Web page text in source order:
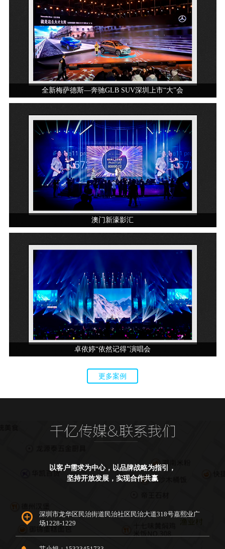
全新梅萨德斯—奔驰GLB SUV深圳上市“大”会
澳门新濠影汇
卓依婷“依然记得”演唱会
更多案例
以客户需求为中心，以品牌战略为指引，
坚持开放发展，实现合作共赢
深圳市龙华区民治街道民治社区民治大道318号嘉熙业广
场1228-1229